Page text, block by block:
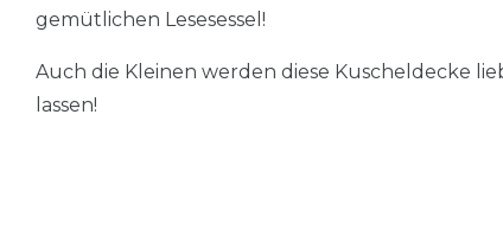
gemütlichen Lesesessel!
Auch die Kleinen werden diese Kuscheldecke
lassen!